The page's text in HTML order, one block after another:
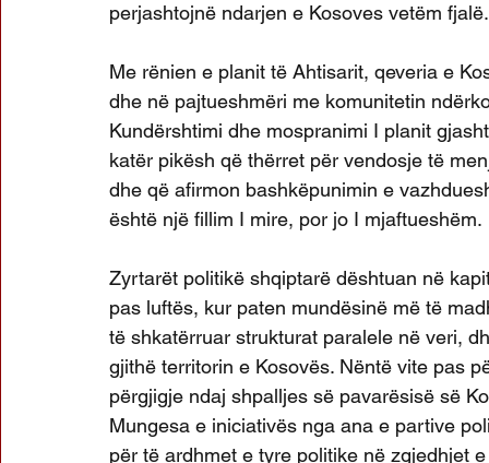
perjashtojnë ndarjen e Kosoves vetëm fjalë.
Me rënien e planit të Ahtisarit, qeveria e
dhe në pajtueshmëri me komunitetin
Kundërshtimi dhe mospranimi I planit
katër pikësh që thërret për vendosje të
dhe që afirmon bashkëpunimin e
është një fillim I mire, por jo I mjaftueshëm.
Zyrtarët politikë shqiptarë dështuan në
pas luftës, kur paten mundësinë më të
të shkatërruar strukturat paralele në veri,
gjithë territorin e Kosovës. Nëntë vite pas
përgjigje ndaj shpalljes së pavarësisë së
Mungesa e iniciativës nga ana e partive
për të ardhmet e tyre politike në zgjedhjet